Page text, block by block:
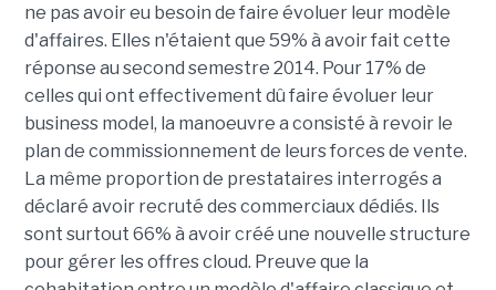
ne pas avoir eu besoin de faire évoluer leur modèle
d'affaires. Elles n'étaient que 59% à avoir fait cette
réponse au second semestre 2014. Pour 17% de
celles qui ont effectivement dû faire évoluer leur
business model, la manoeuvre a consisté à revoir le
plan de commissionnement de leurs forces de vente.
La même proportion de prestataires interrogés a
déclaré avoir recruté des commerciaux dédiés. Ils
sont surtout 66% à avoir créé une nouvelle structure
pour gérer les offres cloud. Preuve que la